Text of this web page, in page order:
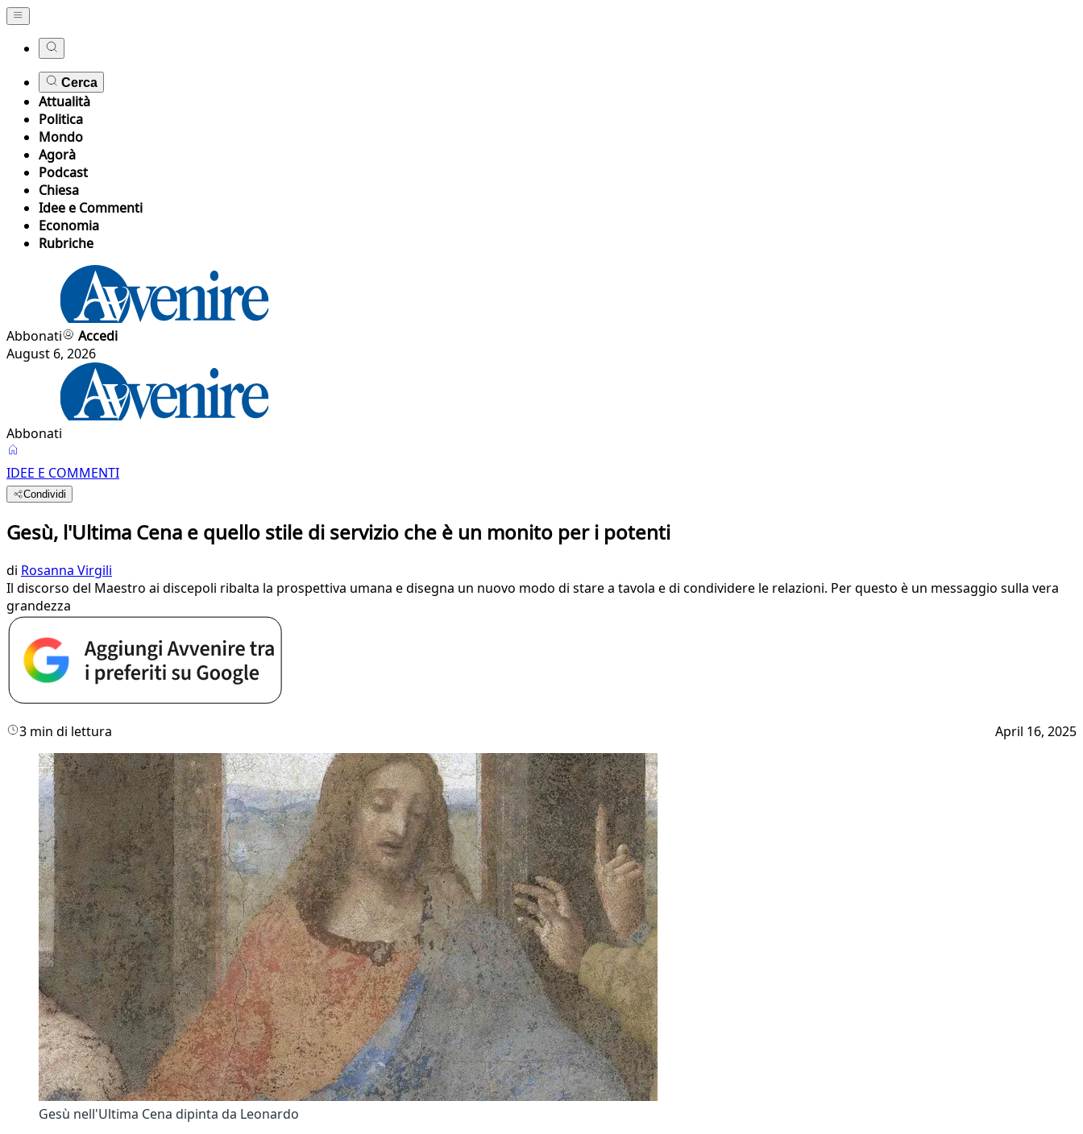
Cerca
Attualità
Politica
Mondo
Agorà
Podcast
Chiesa
Idee e Commenti
Economia
Rubriche
Abbonati
Accedi
August 6, 2026
Abbonati
IDEE E COMMENTI
Condividi
Gesù, l'Ultima Cena e quello stile di servizio che è un monito per i potenti
di Rosanna Virgili
Il discorso del Maestro ai discepoli ribalta la prospettiva umana e disegna un nuovo modo di stare a tavola e di condividere le relazioni. Per questo è un messaggio sulla vera
grandezza
3 min di lettura April 16, 2025
Gesù nell'Ultima Cena dipinta da Leonardo